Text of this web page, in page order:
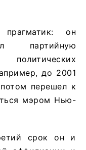
он
партийную
до 2001
перешел к
мэром Нью-
срок он и